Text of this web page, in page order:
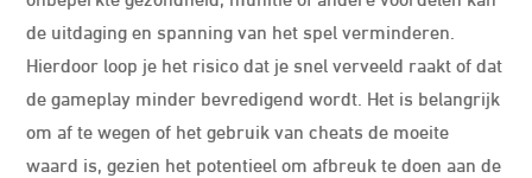
de uitdaging en spanning van het spel verminderen.
Hierdoor loop je het risico dat je snel verveeld raakt of dat
de gameplay minder bevredigend wordt. Het is belangrijk
om af te wegen of het gebruik van cheats de moeite
waard is, gezien het potentieel om afbreuk te doen aan de